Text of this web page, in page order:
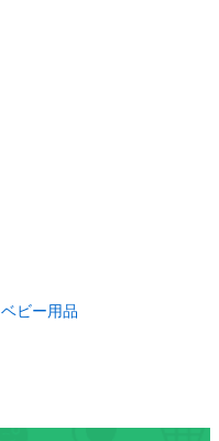
ベビー用品